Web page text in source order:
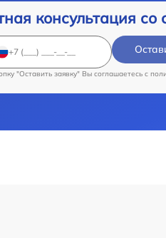
консультация со
"Оставить заявку" Вы соглашаетесь c